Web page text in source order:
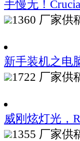
手慢无！
1360 厂家供
新手装机之电
1722 厂家供
威刚炫灯光，
1355 厂家供